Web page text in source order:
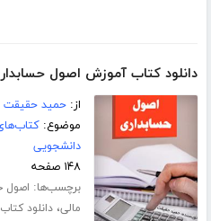
دانلود کتاب آموزش اصول
از:حمید حقیقت
موضوع:
دانشجویی
۱۴۸ صفحه
برچسب‌ها: اصول
مالی،دانلود